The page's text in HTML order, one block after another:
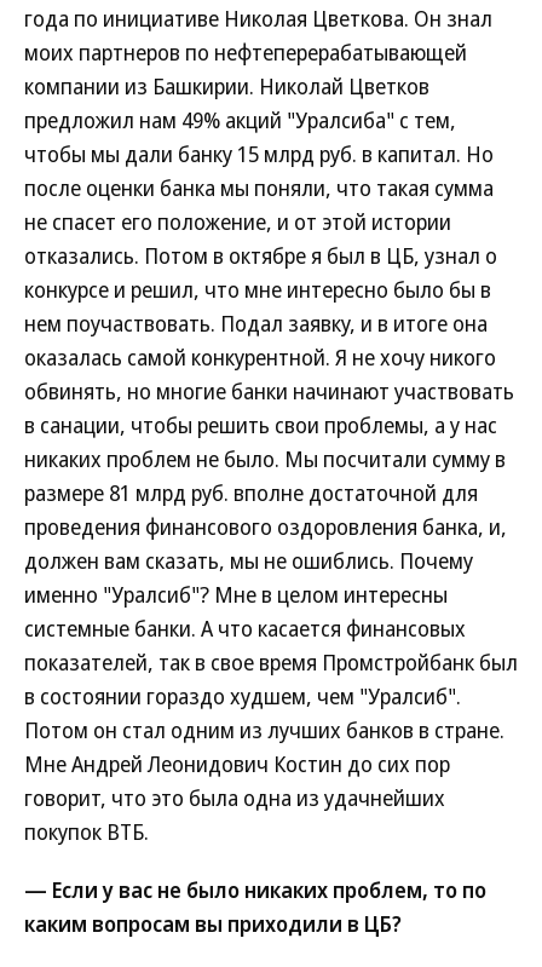
года по инициативе Николая Цветкова. Он знал
моих партнеров по нефтеперерабатывающей
компании из Башкирии. Николай Цветков
предложил нам 49% акций "Уралсиба" с тем,
чтобы мы дали банку 15 млрд руб. в капитал. Но
после оценки банка мы поняли, что такая сумма
не спасет его положение, и от этой истории
отказались. Потом в октябре я был в ЦБ, узнал о
конкурсе и решил, что мне интересно было бы в
нем поучаствовать. Подал заявку, и в итоге она
оказалась самой конкурентной. Я не хочу никого
обвинять, но многие банки начинают участвовать
в санации, чтобы решить свои проблемы, а у нас
никаких проблем не было. Мы посчитали сумму в
размере 81 млрд руб. вполне достаточной для
проведения финансового оздоровления банка, и,
должен вам сказать, мы не ошиблись. Почему
именно "Уралсиб"? Мне в целом интересны
системные банки. А что касается финансовых
показателей, так в свое время Промстройбанк был
в состоянии гораздо худшем, чем "Уралсиб".
Потом он стал одним из лучших банков в стране.
Мне Андрей Леонидович Костин до сих пор
говорит, что это была одна из удачнейших
покупок ВТБ.
— Если у вас не было никаких проблем, то по
каким вопросам вы приходили в ЦБ?